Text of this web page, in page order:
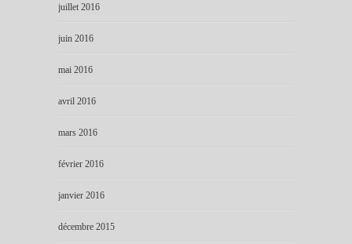
juillet 2016
juin 2016
mai 2016
avril 2016
mars 2016
février 2016
janvier 2016
décembre 2015